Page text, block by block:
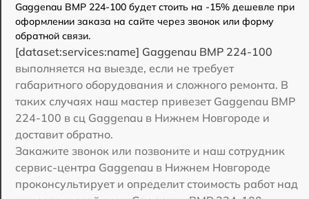
Gaggenau BMP 224-100 будет стоить на -15% дешевле при
оформлении заказа на сайте через звонок или форму
обратной связи.
[dataset:services:name] Gaggenau BMP 224-100
выполняется на выезде, если не требует
габаритного оборудования и сложного ремонта. В
таких случаях наш мастер привезет Gaggenau BMP
224-100 в сц Gaggenau в Нижнем Новгороде и
доставит обратно.
Закажите звонок или позвоните и наш сотрудник
сервис-центра Gaggenau в Нижнем Новгороде
проконсультирует и определит стоимость работ над